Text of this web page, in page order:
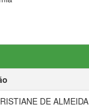
DE ALMEIDA